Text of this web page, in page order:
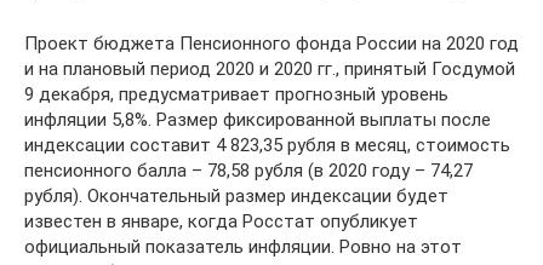
Проект бюджета Пенсионного фонда России на 2020 год
и на плановый период 2020 и 2020 гг., принятый Госдумой
9 декабря, предусматривает прогнозный уровень
инфляции 5,8%. Размер фиксированной выплаты после
индексации составит 4 823,35 рубля в месяц, стоимость
пенсионного балла – 78,58 рубля (в 2020 году – 74,27
рубля). Окончательный размер индексации будет
известен в январе, когда Росстат опубликует
официальный показатель инфляции. Ровно на этот